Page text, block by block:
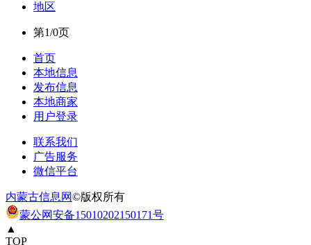
地区
第1/0页
首页
本地信息
发布信息
本地商家
用户登录
联系我们
广告服务
微信平台
内蒙古信息网©版权所有
蒙公网安备15010202150171号
▲
TOP